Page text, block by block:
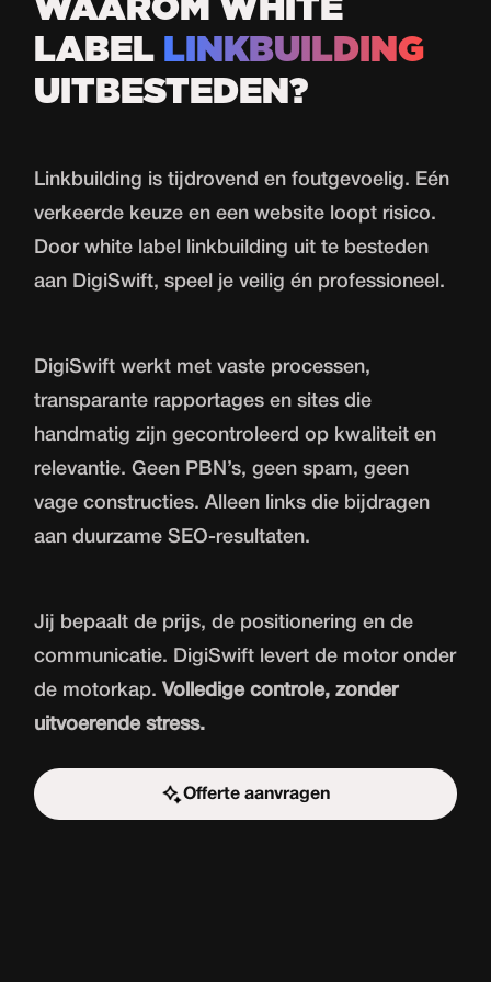
WAAROM WHITE
LABEL LINKBUILDING
UITBESTEDEN?
Linkbuilding is tijdrovend en foutgevoelig. Eén
verkeerde keuze en een website loopt risico.
Door white label linkbuilding uit te besteden
aan DigiSwift, speel je veilig én professioneel.
DigiSwift werkt met vaste processen,
transparante rapportages en sites die
handmatig zijn gecontroleerd op kwaliteit en
relevantie. Geen PBN’s, geen spam, geen
vage constructies. Alleen links die bijdragen
aan duurzame SEO-resultaten.
Jij bepaalt de prijs, de positionering en de
communicatie. DigiSwift levert de motor onder
de motorkap.Volledige controle, zonder
uitvoerende stress.
Offerte aanvragen
Start de uitdaging